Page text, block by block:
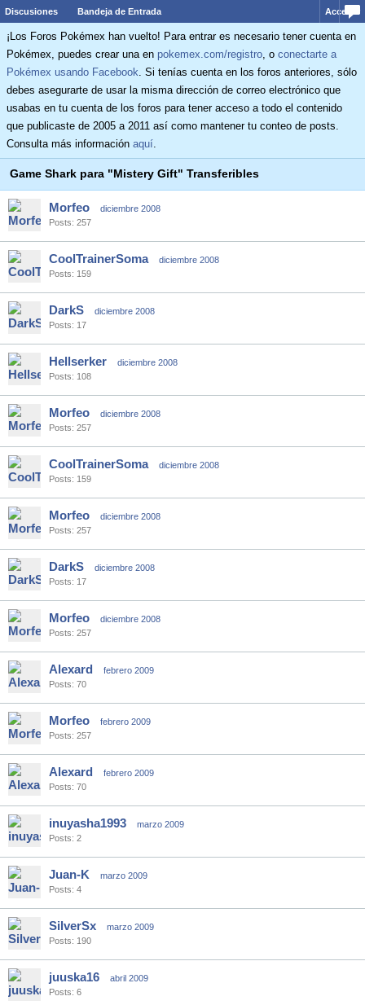
Discusiones Bandeja de Entrada Acceder
¡Los Foros Pokémex han vuelto! Para entrar es necesario tener cuenta en
Pokémex, puedes crear una en pokemex.com/registro, o conectarte a
Pokémex usando Facebook. Si tenías cuenta en los foros anteriores, sólo
debes asegurarte de usar la misma dirección de correo electrónico que
usabas en tu cuenta de los foros para tener acceso a todo el contenido
que publicaste de 2005 a 2011 así como mantener tu conteo de posts.
Consulta más información aquí.
Game Shark para "Mistery Gift" Transferibles
Morfeo
diciembre 2008
Posts: 257
CoolTrainerSoma
diciembre 2008
Posts: 159
DarkS
diciembre 2008
Posts: 17
Hellserker
diciembre 2008
Posts: 108
Morfeo
diciembre 2008
Posts: 257
CoolTrainerSoma
diciembre 2008
Posts: 159
Morfeo
diciembre 2008
Posts: 257
DarkS
diciembre 2008
Posts: 17
Morfeo
diciembre 2008
Posts: 257
Alexard
febrero 2009
Posts: 70
Morfeo
febrero 2009
Posts: 257
Alexard
febrero 2009
Posts: 70
inuyasha1993
marzo 2009
Posts: 2
Juan-K
marzo 2009
Posts: 4
SilverSx
marzo 2009
Posts: 190
juuska16
abril 2009
Posts: 6